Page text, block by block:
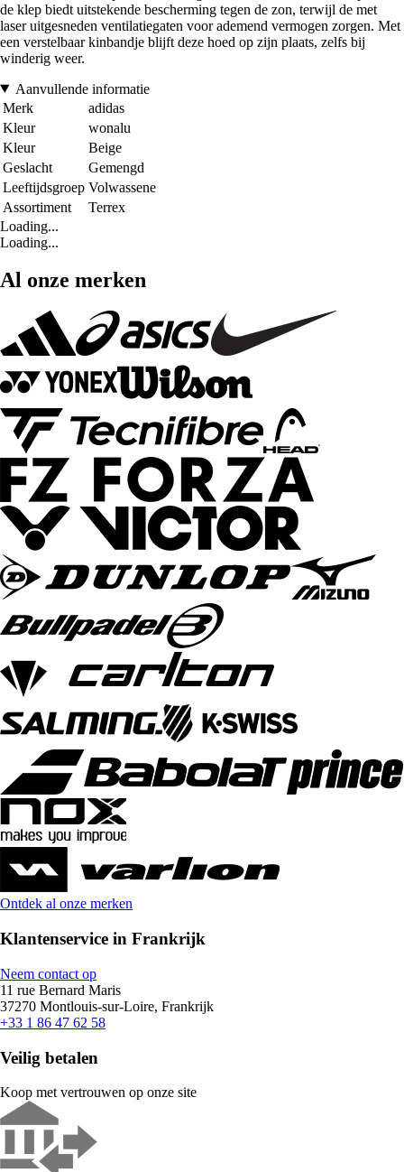
de klep biedt uitstekende bescherming tegen de zon, terwijl de met
laser uitgesneden ventilatiegaten voor ademend vermogen zorgen. Met
een verstelbaar kinbandje blijft deze hoed op zijn plaats, zelfs bij
winderig weer.
Aanvullende informatie
Merk
adidas
Kleur
wonalu
Kleur
Beige
Geslacht
Gemengd
Leeftijdsgroep Volwassene
Assortiment
Terrex
Loading...
Loading...
Al onze merken
Ontdek al onze merken
Klantenservice in Frankrijk
Neem contact op
11 rue Bernard Maris
37270 Montlouis-sur-Loire, Frankrijk
+33 1 86 47 62 58
Veilig betalen
Koop met vertrouwen op onze site